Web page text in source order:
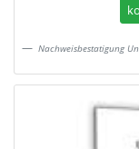
Nachweisbestatigung